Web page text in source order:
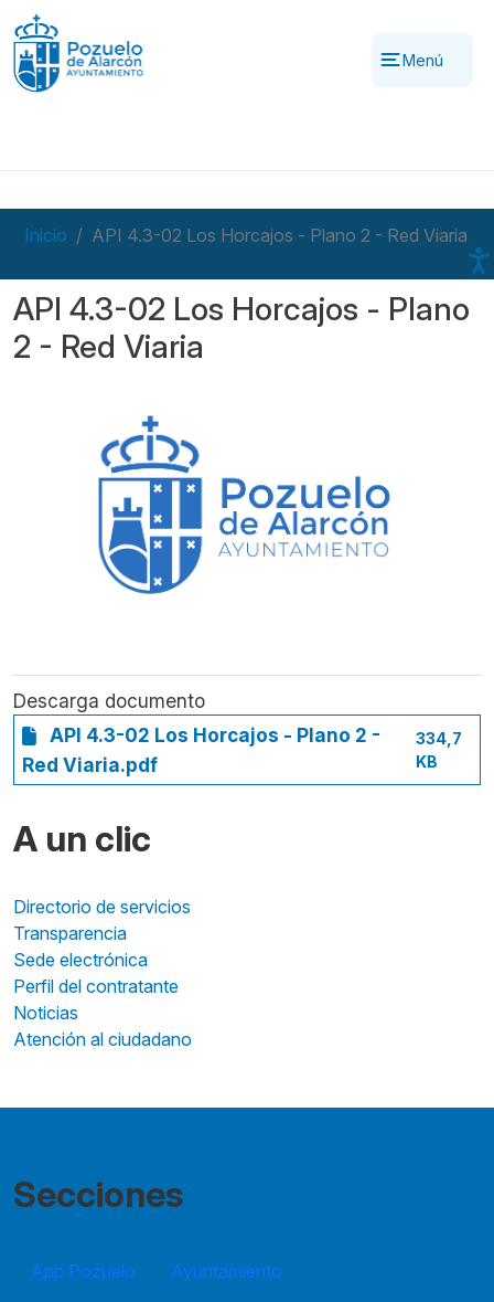
Pasar al contenido principal
Menú
Inicio API 4.3-02 Los Horcajos - Plano 2 - Red Viaria
API 4.3-02 Los Horcajos - Plano
2 - Red Viaria
Descarga documento
API 4.3-02 Los Horcajos - Plano 2 -
Red Viaria.pdf
334,7
KB
A un clic
Directorio de servicios
Transparencia
Sede electrónica
Perfil del contratante
Noticias
Atención al ciudadano
Secciones
App Pozuelo
Ayuntamiento